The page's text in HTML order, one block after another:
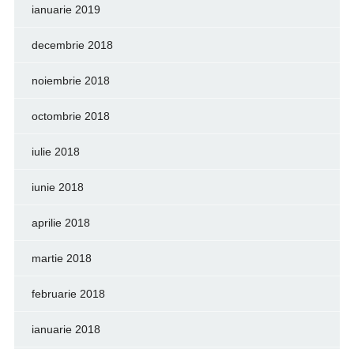
ianuarie 2019
decembrie 2018
noiembrie 2018
octombrie 2018
iulie 2018
iunie 2018
aprilie 2018
martie 2018
februarie 2018
ianuarie 2018